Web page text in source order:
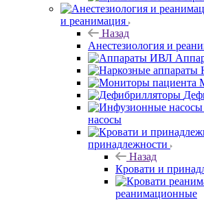
и реанимация
Назад
Анестезиология и
насосы
принадлежности
Назад
Кровати и
реанимационные